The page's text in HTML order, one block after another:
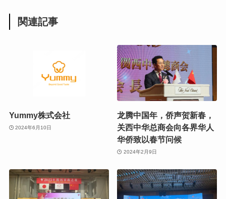
関連記事
Yummy株式会社
2024年6月10日
龙腾中国年，侨声贺新春，
关西中华总商会向各界华人
华侨致以春节问候
2024年2月9日